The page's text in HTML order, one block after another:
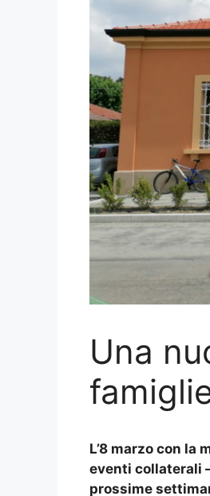
Una
L’8 marzo con la
eventi collaterali
prossime